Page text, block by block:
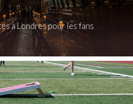
à Londres pour les fans